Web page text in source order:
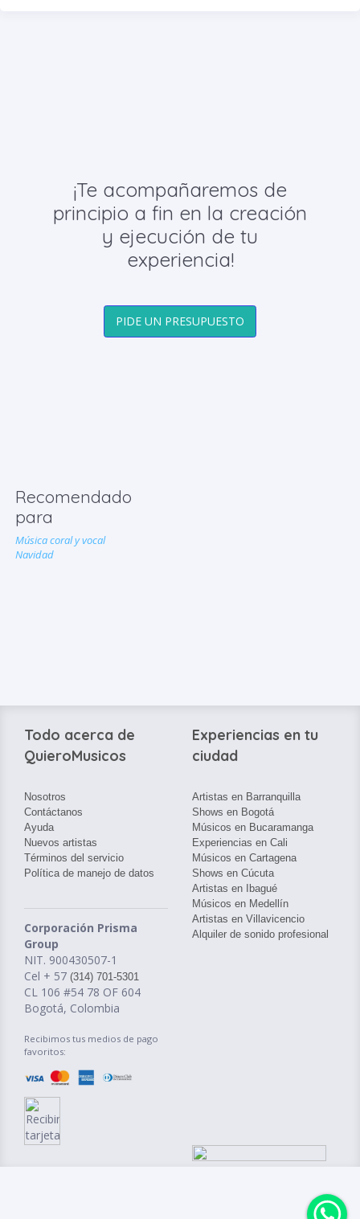
¡Te acompañaremos de
principio a fin en la creación
y ejecución de tu
experiencia!
PIDE UN PRESUPUESTO
Recomendado
para
Música coral y vocal
Navidad
Todo acerca de
QuieroMusicos
Nosotros
Contáctanos
Ayuda
Nuevos artistas
Términos del servicio
Política de manejo de datos
Corporación Prisma
Group
NIT. 900430507-1
Cel + 57 (314) 701-5301
CL 106 #54 78 OF 604
Bogotá, Colombia
Recibimos tus medios de pago
favoritos:
Experiencias en tu
ciudad
Artistas en Barranquilla
Shows en Bogotá
Músicos en Bucaramanga
Experiencias en Cali
Músicos en Cartagena
Shows en Cúcuta
Artistas en Ibagué
Músicos en Medellín
Artistas en Villavicencio
Alquiler de sonido profesional